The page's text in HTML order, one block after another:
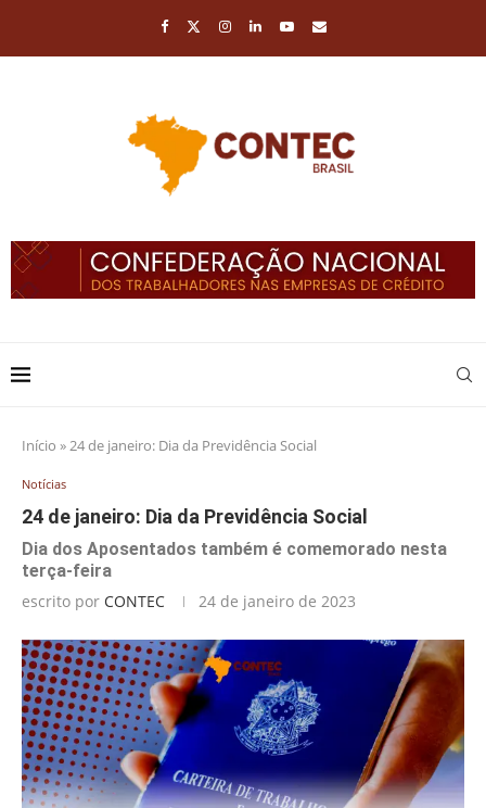
Início »24 de janeiro: Dia da Previdência Social
Notícias
24 de janeiro: Dia da Previdência Social
Dia dos Aposentados também é comemorado nesta
terça-feira
escrito por CONTEC 24 de janeiro de 2023